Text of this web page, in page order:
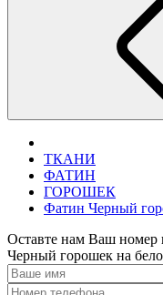
ТКАНИ
ФАТИН
ГОРОШЕК
Фатин Черный
Оставте нам Ваш номер
Черный горошек на